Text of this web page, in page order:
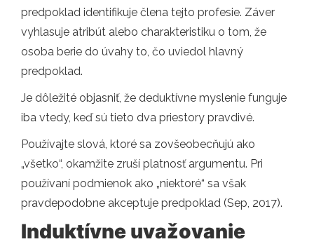
predpoklad identifikuje člena tejto profesie. Záver
vyhlasuje atribút alebo charakteristiku o tom, že
osoba berie do úvahy to, čo uviedol hlavný
predpoklad.
Je dôležité objasniť, že deduktívne myslenie funguje
iba vtedy, keď sú tieto dva priestory pravdivé.
Používajte slová, ktoré sa zovšeobecňujú ako
„všetko“, okamžite zruší platnosť argumentu. Pri
používaní podmienok ako „niektoré“ sa však
pravdepodobne akceptuje predpoklad (Sep, 2017).
Induktívne uvažovanie